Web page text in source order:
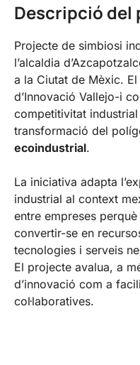
Descripció del
Projecte de simbiosi
l’alcaldia
a la Ciutat de Mèxic.
d’Innovació Vallejo-i
competitivitat
transformació del
ecoindustrial.
La iniciativa adapta
industrial al context
entre empreses
convertir-se en
tecnologies i serveis
El projecte avalua, a
d’innovació com a
col·laboratives.